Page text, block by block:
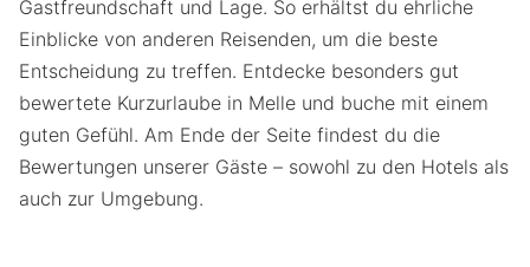
Gastfreundschaft und Lage. So erhältst du ehrliche
Einblicke von anderen Reisenden, um die beste
Entscheidung zu treffen. Entdecke besonders gut
bewertete Kurzurlaube in Melle und buche mit einem
guten Gefühl. Am Ende der Seite findest du die
Bewertungen unserer Gäste – sowohl zu den Hotels als
auch zur Umgebung.